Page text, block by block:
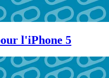
l'iPhone 5